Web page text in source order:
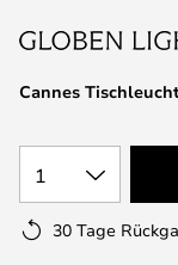
Cannes
1
30 Tage